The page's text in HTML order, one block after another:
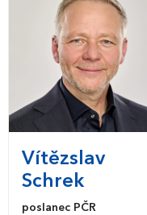
Vítězslav
Schrek
poslanec PČR